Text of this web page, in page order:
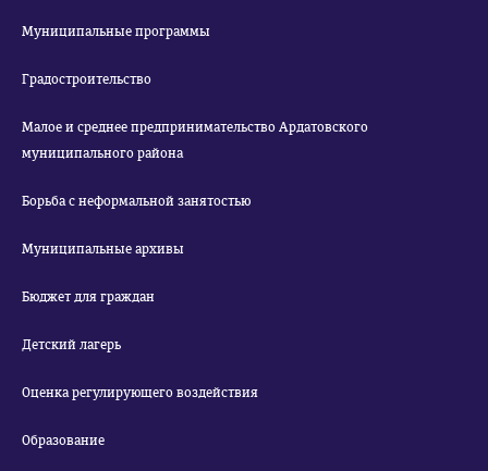
Муниципальные программы
Градостроительство
Малое и среднее предпринимательство Ардатовского
муниципального района
Борьба с неформальной занятостью
Муниципальные архивы
Бюджет для граждан
Детский лагерь
Оценка регулирующего воздействия
Образование